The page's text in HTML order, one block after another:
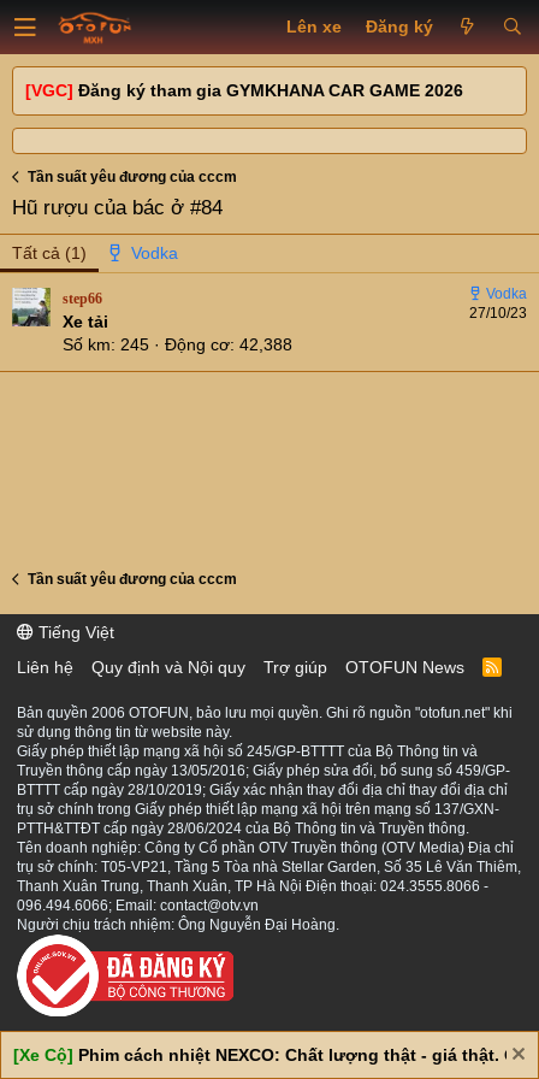
Lên xe Đăng ký
[VGC] Đăng ký tham gia GYMKHANA CAR GAME 2026
Tần suất yêu đương của cccm
Hũ rượu của bác ở #84
Tất cả (1)
27/10/23
step66
Xe tải
Số km 245 Động cơ 42,388
Tần suất yêu đương của cccm
Tiếng Việt
Liên hệ
Quy định và Nội quy Trợ giúp OTOFUN News
R
S
Bản quyền 2006 OTOFUN, bảo lưu mọi quyền. Ghi rõ nguồn "otofun.net" khi
sử dụng thông tin từ website này.
Giấy phép thiết lập mạng xã hội số 245/GP-BTTTT của Bộ Thông tin và
Truyền thông cấp ngày 13/05/2016; Giấy phép sửa đổi, bổ sung số 459/GP-
BTTTT cấp ngày 28/10/2019; Giấy xác nhận thay đổi địa chỉ thay đổi địa chỉ
trụ sở chính trong Giấy phép thiết lập mạng xã hội trên mạng số 137/GXN-
PTTH&TTĐT cấp ngày 28/06/2024 của Bộ Thông tin và Truyền thông.
Tên doanh nghiệp: Công ty Cổ phần OTV Truyền thông (OTV Media) Địa chỉ
trụ sở chính: T05-VP21, Tầng 5 Tòa nhà Stellar Garden, Số 35 Lê Văn Thiêm,
Thanh Xuân Trung, Thanh Xuân, TP Hà Nội Điện thoại: 024.3555.8066 -
096.494.6066; Email: contact@otv.vn
Người chịu trách nhiệm: Ông Nguyễn Đại Hoàng.
[Xe Cộ] Phim cách nhiệt NEXCO: Chất lượng thật - giá thật. Giá